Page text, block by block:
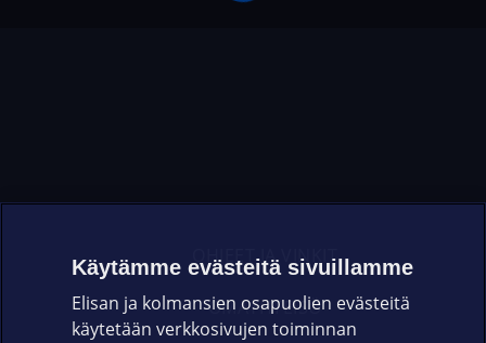
OHJEET JA VINKIT
OMAYHTEISÖ
Käytämme evästeitä sivuillamme
Elisan ja kolmansien osapuolien evästeitä
käytetään verkkosivujen toiminnan